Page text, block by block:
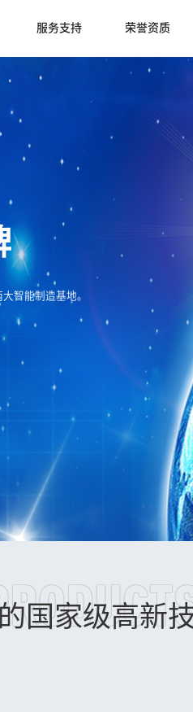
服务支持 荣誉资质
智能制造基地。
国家级高新